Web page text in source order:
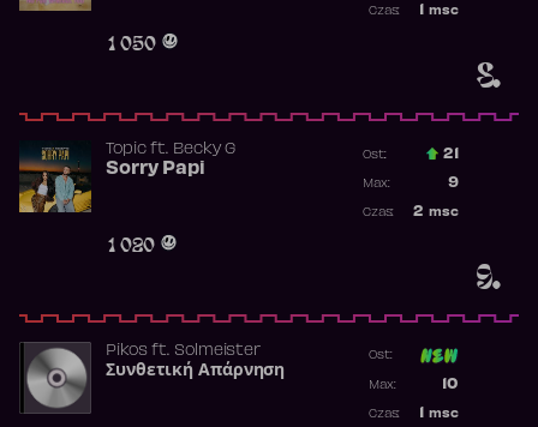
8.
1 050
msc
Czas:
9.
Topicft. Becky G
Sorry Papi
1 020
Ost.: 21
9
Max:
2 msc
Czas:
Pikosft. Solmeister
Συνθετική Απάρνηση
Ost:
10
Max:
msc
Czas: